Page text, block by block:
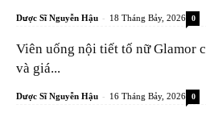
Dược Sĩ Nguyễn Hậu - 18 Tháng Bảy, 2026 0
Viên uống nội tiết tố nữ Glamor
và giá...
Dược Sĩ Nguyễn Hậu - 16 Tháng Bảy, 2026 0